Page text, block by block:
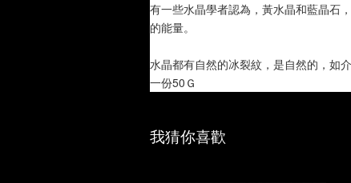
有一些水晶學者認為，黃水晶和藍晶石
的能量。
水晶都有自然的冰裂紋，是自然的，如
一份50Ｇ
我猜你喜歡